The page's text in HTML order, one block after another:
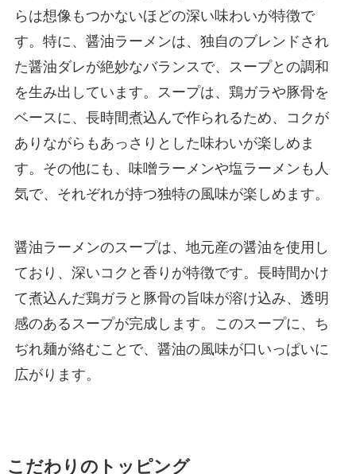
らは想像もつかないほどの深い味わいが特徴で
す。特に、醤油ラーメンは、独自のブレンドされ
た醤油ダレが絶妙なバランスで、スープとの調和
を生み出しています。スープは、鶏ガラや豚骨を
ベースに、長時間煮込んで作られるため、コクが
ありながらもあっさりとした味わいが楽しめま
す。その他にも、味噌ラーメンや塩ラーメンも人
気で、それぞれが持つ独特の風味が楽しめます。
醤油ラーメンのスープは、地元産の醤油を使用し
ており、深いコクと香りが特徴です。長時間かけ
て煮込んだ鶏ガラと豚骨の旨味が溶け込み、透明
感のあるスープが完成します。このスープに、ち
ぢれ麺が絡むことで、醤油の風味が口いっぱいに
広がります。
こだわりのトッピング